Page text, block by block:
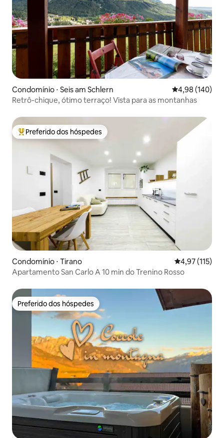
Condomínio ⋅ Seis am Schlern 4,98 de uma
4,98 (140)
Retrô-chique, ótimo terraço! Vista para as montanhas
Entre os melhores preferidos dos hóspedes
Preferido dos hóspedes
Condomínio ⋅ Tirano 4,97 de uma
4,97 (115)
Apartamento San Carlo A 10 min do Trenino Rosso
Preferido dos hóspedes
Preferido dos hóspedes